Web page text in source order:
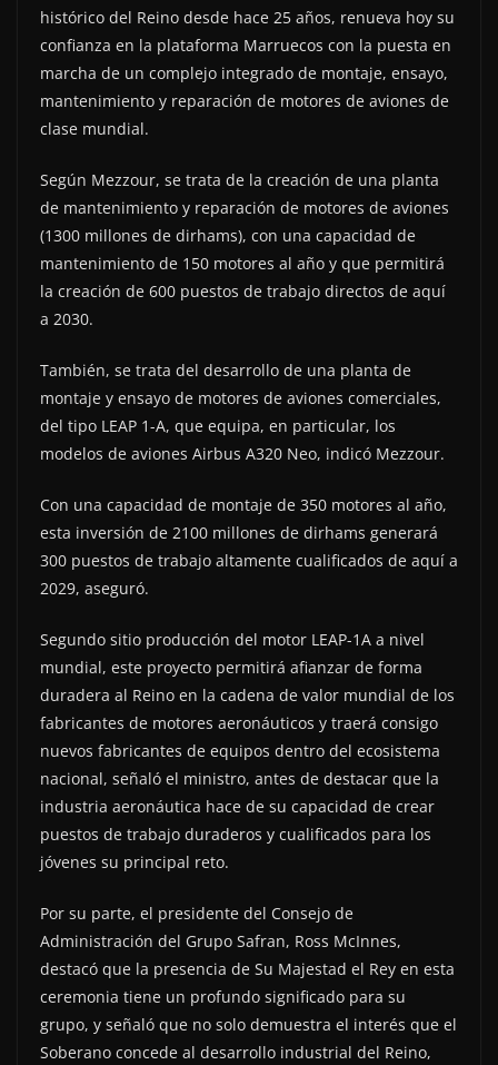
histórico del Reino desde hace 25 años, renueva hoy su
confianza en la plataforma Marruecos con la puesta en
marcha de un complejo integrado de montaje, ensayo,
mantenimiento y reparación de motores de aviones de
clase mundial.
Según Mezzour, se trata de la creación de una planta
de mantenimiento y reparación de motores de aviones
(1300 millones de dirhams), con una capacidad de
mantenimiento de 150 motores al año y que permitirá
la creación de 600 puestos de trabajo directos de aquí
a 2030.
También, se trata del desarrollo de una planta de
montaje y ensayo de motores de aviones comerciales,
del tipo LEAP 1-A, que equipa, en particular, los
modelos de aviones Airbus A320 Neo, indicó Mezzour.
Con una capacidad de montaje de 350 motores al año,
esta inversión de 2100 millones de dirhams generará
300 puestos de trabajo altamente cualificados de aquí a
2029, aseguró.
Segundo sitio producción del motor LEAP-1A a nivel
mundial, este proyecto permitirá afianzar de forma
duradera al Reino en la cadena de valor mundial de los
fabricantes de motores aeronáuticos y traerá consigo
nuevos fabricantes de equipos dentro del ecosistema
nacional, señaló el ministro, antes de destacar que la
industria aeronáutica hace de su capacidad de crear
puestos de trabajo duraderos y cualificados para los
jóvenes su principal reto.
Por su parte, el presidente del Consejo de
Administración del Grupo Safran, Ross McInnes,
destacó que la presencia de Su Majestad el Rey en esta
ceremonia tiene un profundo significado para su
grupo, y señaló que no solo demuestra el interés que el
Soberano concede al desarrollo industrial del Reino,